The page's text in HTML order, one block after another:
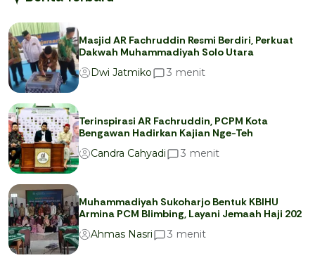
Masjid AR Fachruddin Resmi Berdiri, Perkuat
Dakwah Muhammadiyah Solo Utara
Dwi Jatmiko
3 menit
Terinspirasi AR Fachruddin, PCPM Kota
Bengawan Hadirkan Kajian Nge-Teh
Candra Cahyadi
3 menit
Muhammadiyah Sukoharjo Bentuk KBIHU
Armina PCM Blimbing, Layani Jemaah Haji 202
Ahmas Nasri
3 menit